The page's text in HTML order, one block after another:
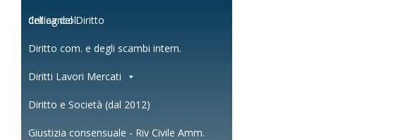
dell'agricol.
Critica del Diritto
Diritto com. e degli scambi intern.
Diritti Lavori Mercati
Diritto e Società (dal 2012)
Giustizia consensuale - Riv Civile Amm.